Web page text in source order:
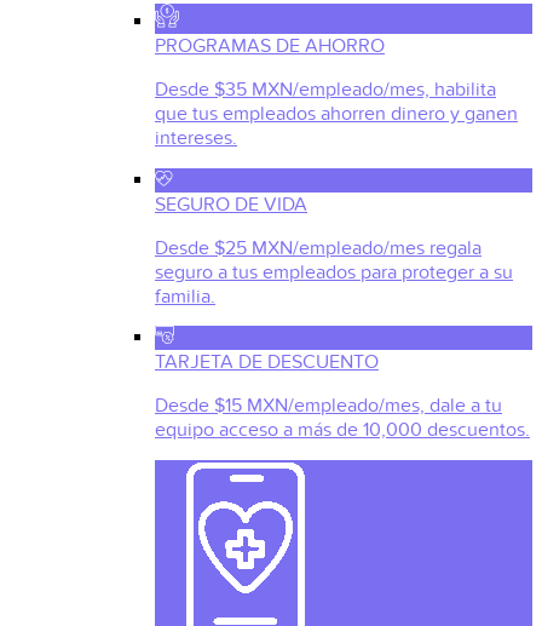
PROGRAMAS DE AHORRO
Desde $35 MXN/empleado/mes, habilita
que tus empleados ahorren dinero y ganen
intereses.
SEGURO DE VIDA
Desde $25 MXN/empleado/mes regala
seguro a tus empleados para proteger a su
familia.
TARJETA DE DESCUENTO
Desde $15 MXN/empleado/mes, dale a tu
equipo acceso a más de 10,000 descuentos.